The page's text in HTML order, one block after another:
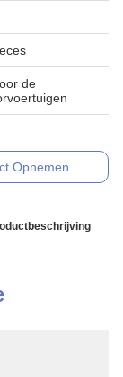
de
Opnemen